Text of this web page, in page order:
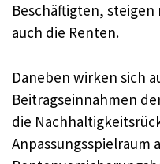
Beschäftigten,
auch die Renten.
Daneben wirken sich
Beitragseinnahmen
die
Anpassungsspielraum